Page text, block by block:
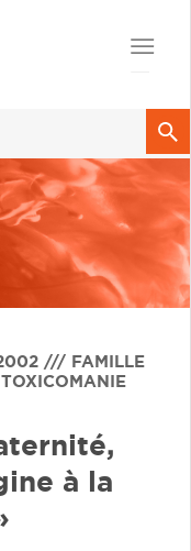
/// FAMILLE
à la